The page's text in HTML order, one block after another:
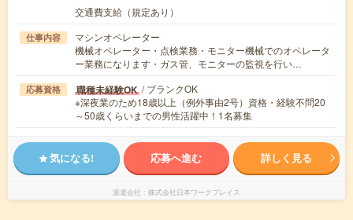
交通費支給（規定あり）
仕事内容
マシンオペレーター
機械オペレーター・点検業務・モニター機械でのオペレータ
ー業務になります・ガス管、モニターの監視を行い…
応募資格 職種未経験OK / ブランクOK
※深夜業のため18歳以上（例外事由2号）資格・経験不問20
～50歳くらいまでの男性活躍中！1名募集
気になる! 応募へ進む 詳しく見る
派遣会社 株式会社日本ワークプレイス